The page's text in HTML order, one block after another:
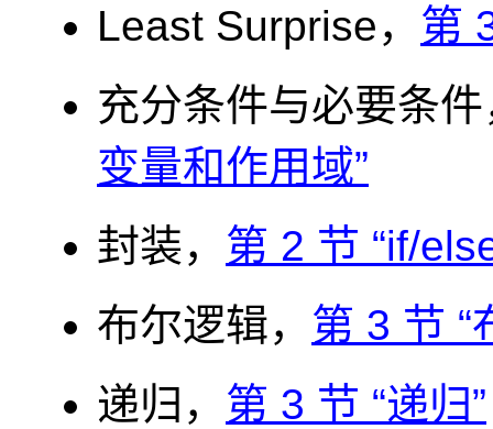
Least Surprise， 第
充分条件与必要条件
变量和作用域”
封装， 第 2 节 “if/
布尔逻辑， 第 3 节 “
递归， 第 3 节 “递归”